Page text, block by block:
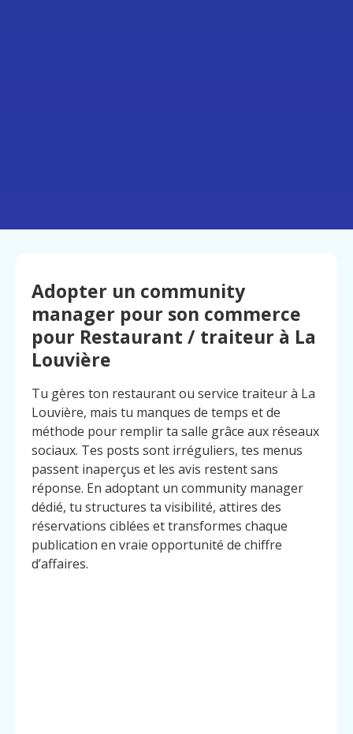
Adopter un community
manager pour son commerce
pour Restaurant / traiteur à La
Louvière
Tu gères ton restaurant ou service traiteur à La
Louvière, mais tu manques de temps et de
méthode pour remplir ta salle grâce aux réseaux
sociaux. Tes posts sont irréguliers, tes menus
passent inaperçus et les avis restent sans
réponse. En adoptant un community manager
dédié, tu structures ta visibilité, attires des
réservations ciblées et transformes chaque
publication en vraie opportunité de chiffre
d’affaires.